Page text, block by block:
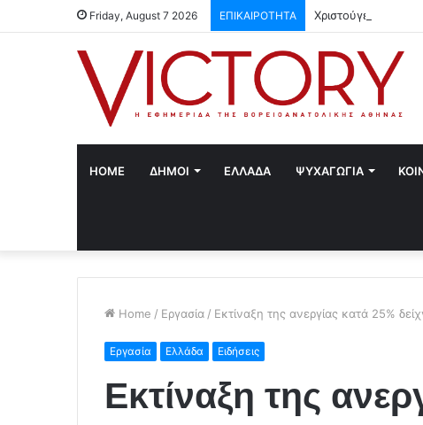
Friday, August 7 2026 ΕΠΙΚΑΙΡΟΤΗΤΑ Χριστούγεννα στο
HOME ΔΗΜΟΙ ΕΛΛΑΔΑ ΨΥΧΑΓΩΓΙΑ
Home / Εργασία / Εκτίναξη της ανεργίας κατά 25%
Εργασία Ελλάδα Ειδήσεις
Εκτίναξη της